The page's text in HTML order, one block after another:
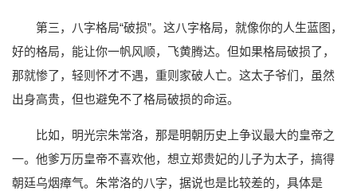
第三，八字格局“破损”。这八字格局，就像你的人生蓝图，
好的格局，能让你一帆风顺，飞黄腾达。但如果格局破损了，
那就惨了，轻则怀才不遇，重则家破人亡。这太子爷们，虽然
出身高贵，但也避免不了格局破损的命运。
比如，明光宗朱常洛，那是明朝历史上争议最大的皇帝之
一。他爹万历皇帝不喜欢他，想立郑贵妃的儿子为太子，搞得
朝廷乌烟瘴气。朱常洛的八字，据说也是比较差的，具体是